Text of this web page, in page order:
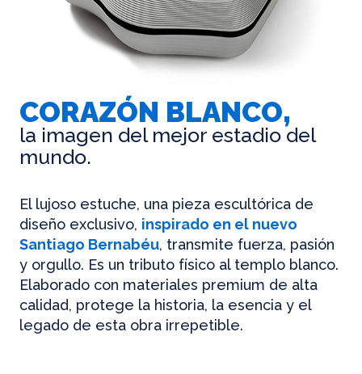
CORAZÓN BLANCO,
la imagen del mejor estadio del
mundo.
El lujoso estuche, una pieza escultórica de
diseño exclusivo, inspirado en el nuevo
Santiago Bernabéu, transmite fuerza, pasión
y orgullo. Es un tributo físico al templo blanco.
Elaborado con materiales premium de alta
calidad, protege la historia, la esencia y el
legado de esta obra irrepetible.